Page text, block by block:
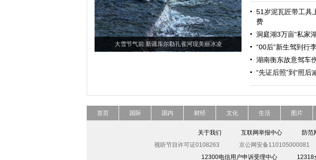
大雪节气前 新疆库尔勒孔雀河现美丽冰凌
51岁泥瓦匠带工具
费
洞庭湖3万亩“私家
“00后”新生驾到行
湖南衡东故意驾车
“先证后照”到“照后
首页 国际 国内 财经 文化 生活 图片
关于我们 互联网举报中心 防范
视听节目许可证0108263
京公网安备110105000081
12300电信用户申诉受理中心
12318